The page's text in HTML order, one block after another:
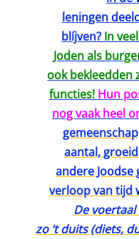
leningen
blíjven? In
Joden als
ook bekleedden
functies! Hun
nog vaak heel
aantal,
andere Joodse
verloop van tijd
De
zo ‘t duits (diets,